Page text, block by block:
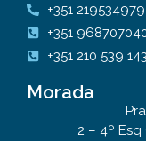
+351 219534979
+351
+351 210 539 143
Morada
2 – 4º